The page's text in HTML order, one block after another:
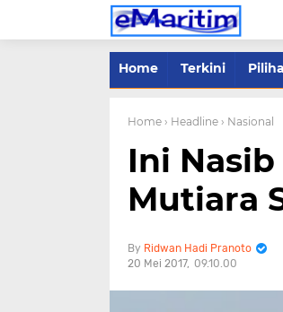
Home Terkini
Home › Headline › Nasional
Ini
Mutiara
Ridwan Hadi Pranoto
20 Mei 2017 09.10.00